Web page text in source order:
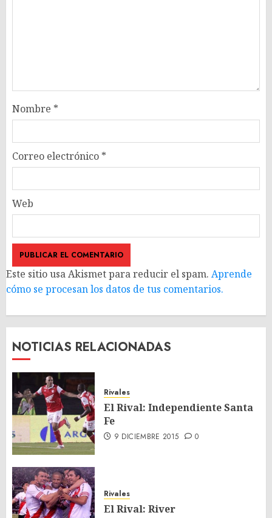
Nombre *
Correo electrónico *
Web
Este sitio usa Akismet para reducir el spam. Aprende
cómo se procesan los datos de tus comentarios.
NOTICIAS RELACIONADAS
Rivales
El Rival: Independiente Santa
Fe
9 DICIEMBRE 2015 0
Rivales
El Rival: River